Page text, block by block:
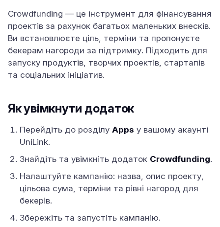
Crowdfunding — це інструмент для фінансування
проектів за рахунок багатьох маленьких внесків.
Ви встановлюєте ціль, терміни та пропонуєте
бекерам нагороди за підтримку. Підходить для
запуску продуктів, творчих проектів, стартапів
та соціальних ініціатив.
Як увімкнути додаток
Перейдіть до розділу Apps у вашому акаунті
UniLink.
Знайдіть та увімкніть додаток Crowdfunding.
Налаштуйте кампанію: назва, опис проекту,
цільова сума, терміни та рівні нагород для
бекерів.
Збережіть та запустіть кампанію.